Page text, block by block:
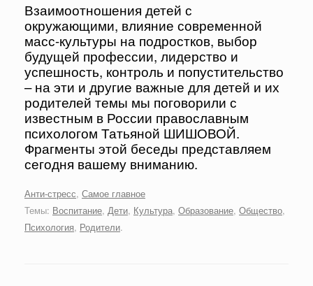
Взаимоотношения детей с
окружающими, влияние современной
масс-культуры на подростков, выбор
будущей профессии, лидерство и
успешность, контроль и попустительство
– на эти и другие важные для детей и их
родителей темы мы поговорили с
известным в России православным
психологом Татьяной ШИШОВОЙ.
Фрагменты этой беседы представляем
сегодня вашему вниманию.
Анти-стресс, Самое главное
Темы: Воспитание, Дети, Культура, Образование, Общество,
Психология, Родители.